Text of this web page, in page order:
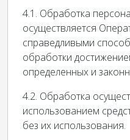
4.1. Обработка
осуществляется
справедливыми
обработки
определенных и
4.2. Обработка
использованием
без их использования.